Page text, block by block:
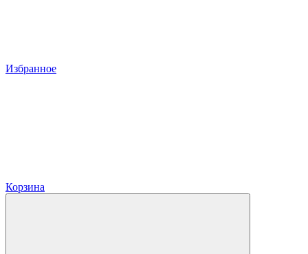
Избранное
Корзина